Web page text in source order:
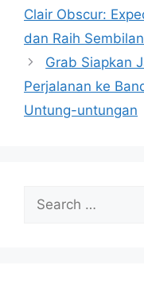
Clair Obscur:
dan Raih
Grab Siapkan
Perjalanan ke
Untung-untungan